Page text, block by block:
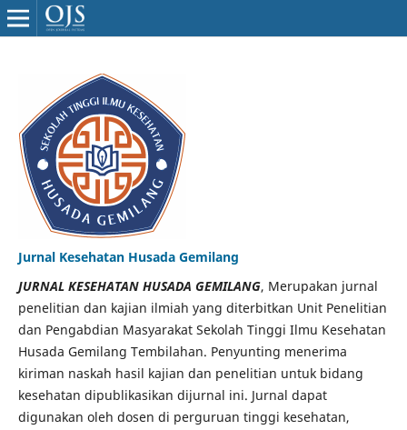
Jurnal Kesehatan Husada Gemilang
JURNAL KESEHATAN HUSADA GEMILANG, Merupakan jurnal
penelitian dan kajian ilmiah yang diterbitkan Unit Penelitian
dan Pengabdian Masyarakat Sekolah Tinggi Ilmu Kesehatan
Husada Gemilang Tembilahan. Penyunting menerima
kiriman naskah hasil kajian dan penelitian untuk bidang
kesehatan dipublikasikan dijurnal ini. Jurnal dapat
digunakan oleh dosen di perguruan tinggi kesehatan,